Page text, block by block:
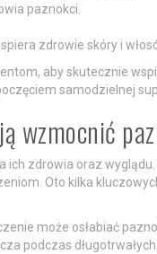
paznokci.
zdrowie skóry i
aby skutecznie
samodzielnej
wzmocnić
ich zdrowia oraz
Oto kilka
może osłabiać
podczas